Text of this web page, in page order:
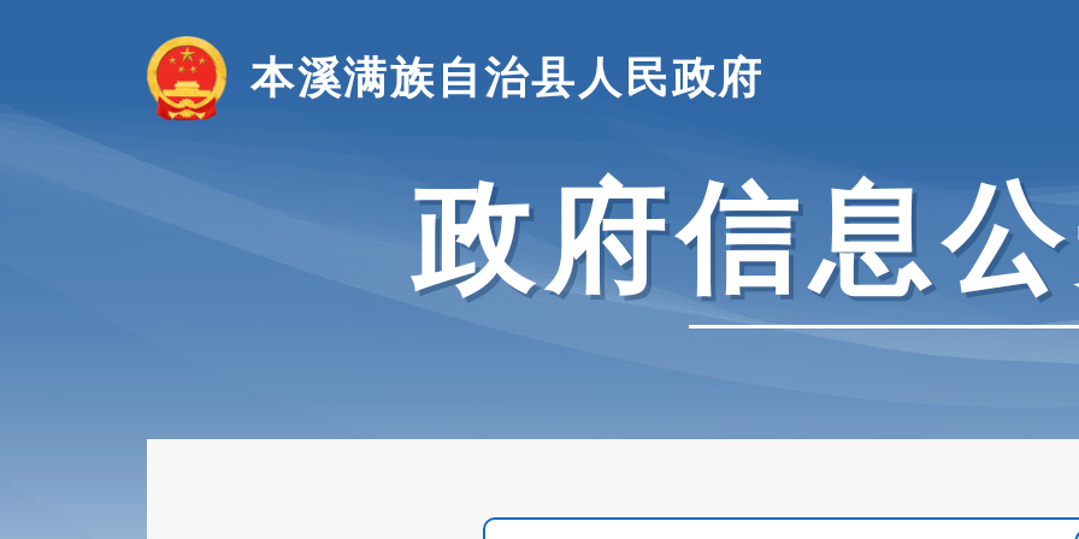
本溪满族自治县人民政府
政府信息